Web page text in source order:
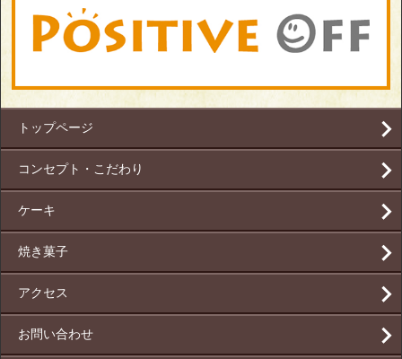
トップページ
コンセプト・こだわり
ケーキ
焼き菓子
アクセス
お問い合わせ